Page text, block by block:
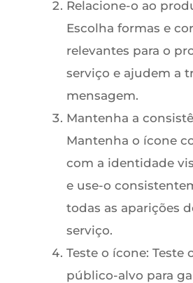
Relacione-o ao
Escolha formas e
relevantes para o
serviço e ajudem a
mensagem.
Mantenha a
Mantenha o ícone
com a identidade
e use-o
todas as aparições
serviço.
Teste o ícone: Teste
público-alvo para